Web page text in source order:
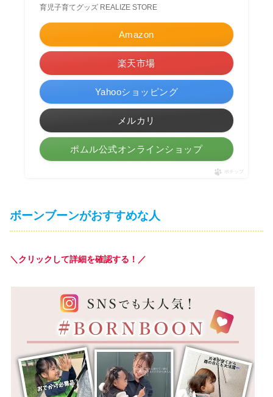
育児子育てグッズ REALIZE STORE
Amazon
楽天市場
Yahooショッピング
メルカリ
ポムル公式オンラインショップ
ポチップ
ボーンブーンがおすすめな人
＼クリックして詳細を確認する！／